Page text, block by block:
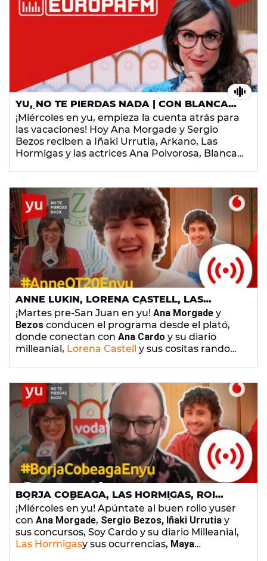
YU, NO TE PIERDAS NADA | CON BLANCA
SUÁREZ, ANA POLVOROSA Y NADIA DE
SANTIAGO | #ORGUYU
¡Miércoles en yu, empieza la cuenta atrás para
las vacaciones! Hoy Ana Morgade y Sergio
Bezos reciben a Iñaki Urrutia, Arkano, Las
Hormigas y las actrices Ana Polvorosa, Blanca
Cable.
ANNE LUKIN, LORENA CASTELL, LAS
HORMIGAS Y MUCHO MÁS EN 'YU, NO TE
PIERDAS NADA' (23/06/2020)
¡Martes pre-San Juan en yu! Ana Morgade y
Bezos conducen el programa desde el plató,
donde conectan con Ana Cardo y su diario
milleanial, Lorena Castell y sus cositas random,
Lukin, deOperación Triunfo2020!!
BORJA COBEAGA, LAS HORMIGAS, ROI
MÉNDEZ, IÑAKI URRUTIA Y MÁS EN 'YU, NO
TE PIERDAS NADA' (17/06/2020)
¡Miércoles en yu! Apúntate al buen rollo yuser
con Ana Morgade, Sergio Bezos, Iñaki Urrutia y
sus concursos, Soy Cardo y su diario Milleanial,
Las Hormigasy sus ocurrencias, Maya